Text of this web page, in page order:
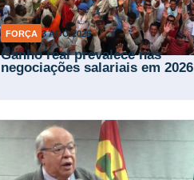
FORÇA 3 AGO 2026
Ganho real prevalece nas
negociações salariais em 2026